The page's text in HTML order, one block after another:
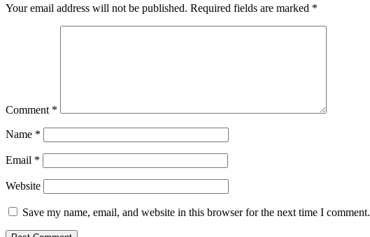
Your email address will not be published. Required fields are marked *
Comment *
Name *
Email *
Website
Save my name, email, and website in this browser for the next time I comment.